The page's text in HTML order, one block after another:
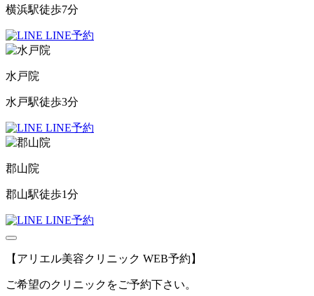
横浜駅徒歩7分
LINE予約
水戸院
水戸駅徒歩3分
LINE予約
郡山院
郡山駅徒歩1分
LINE予約
【アリエル美容クリニック WEB予約】
ご希望のクリニックをご予約下さい。